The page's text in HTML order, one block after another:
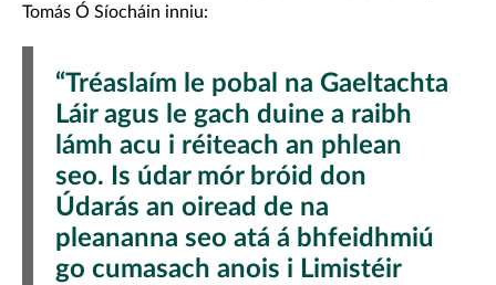
Tomás Ó Síocháin inniu:
“Tréaslaím le pobal na Gaeltachta
Láir agus le gach duine a raibh
lámh acu i réiteach an phlean
seo. Is údar mór bróid don
Údarás an oiread de na
pleananna seo atá á bhfeidhmiú
go cumasach anois i Limistéir